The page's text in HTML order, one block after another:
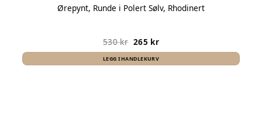
Ørepynt, Runde i Polert Sølv, Rhodinert
530kr 265 kr
LEGG I HANDLEKURV